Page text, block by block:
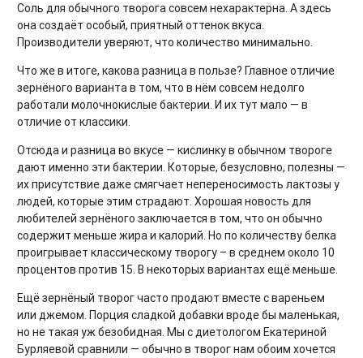
Соль для обычного творога совсем нехарактерна. А здесь
она создаёт особый, приятный оттенок вкуса.
Производители уверяют, что количество минимально.
Что же в итоге, какова разница в пользе? Главное отличие
зернёного варианта в том, что в нём совсем недолго
работали молочнокислые бактерии. И их тут мало — в
отличие от классики.
Отсюда и разница во вкусе — кислинку в обычном твороге
дают именно эти бактерии. Которые, безусловно, полезны —
их присутствие даже смягчает непереносимость лактозы у
людей, которые этим страдают. Хорошая новость для
любителей зернёного заключается в том, что он обычно
содержит меньше жира и калорий. Но по количеству белка
проигрывает классическому творогу – в среднем около 10
процентов против 15. В некоторых вариантах ещё меньше.
Ещё зернёный творог часто продают вместе с вареньем
или джемом. Порция сладкой добавки вроде бы маленькая,
но не такая уж безобидная. Мы с диетологом Екатериной
Бурляевой сравнили — обычно в творог нам обоим хочется